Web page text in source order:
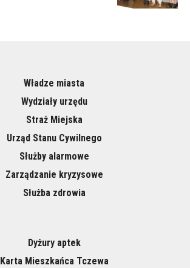
Władze miasta
Wydziały urzędu
Straż Miejska
Urząd Stanu Cywilnego
Służby alarmowe
Zarządzanie kryzysowe
Służba zdrowia
Dyżury aptek
Karta Mieszkańca Tczewa